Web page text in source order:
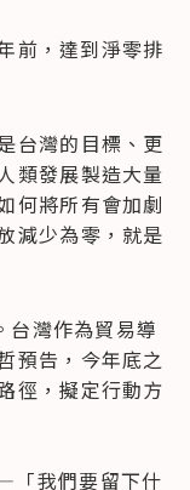
前，達到淨零排
台灣的目標、更
類發展製造大量
何將所有會加劇
減少為零，就是
台灣作為貿易導
預告，今年底之
徑，擬定行動方
「我們要留下什